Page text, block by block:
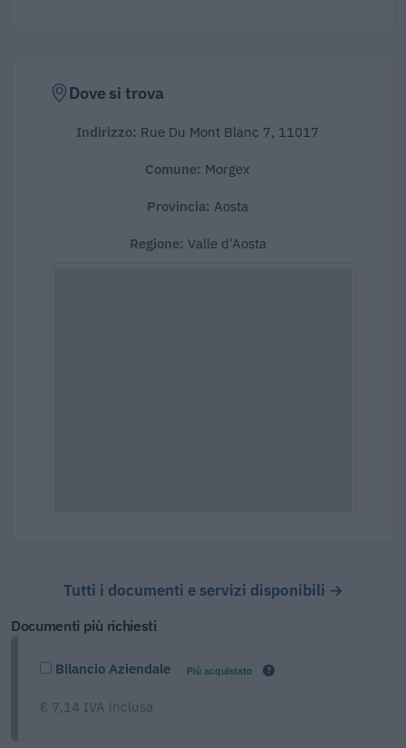
Dove si trova
Indirizzo: Rue Du Mont Blanc 7, 11017
Comune: Morgex
Provincia: Aosta
Regione: Valle d'Aosta
Tutti i documenti e servizi disponibili →
Documenti più richiesti
Bilancio Aziendale Più acquistato
€ 7,14 IVA inclusa